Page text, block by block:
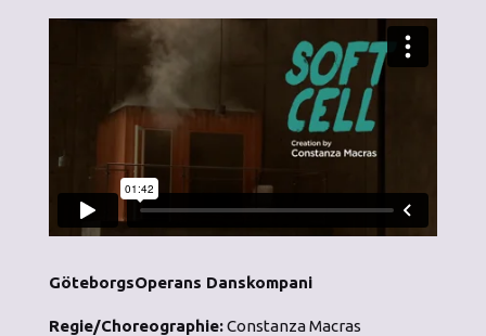
GöteborgsOperans Danskompani
Regie/Choreographie:Constanza Macras